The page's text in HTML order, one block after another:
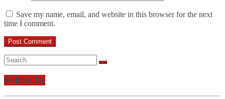
Save my name, email, and website in this browser for the next
time I comment.
Follow Us